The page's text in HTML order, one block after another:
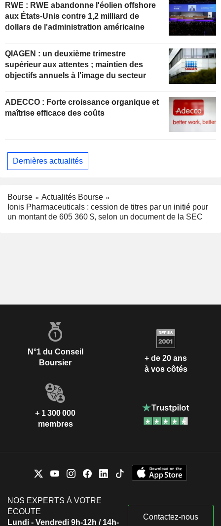
RWE : RWE abandonne l'éolien offshore
aux États-Unis contre 1,2 milliard de
dollars de l'administration américaine
QIAGEN : un deuxième trimestre
supérieur aux attentes ; maintien des
objectifs annuels à l'image du secteur
ADECCO : Forte croissance organique et
maîtrise efficace des coûts
Dernières actualités
Bourse
Actualités Bourse
Ionis Pharmaceuticals : cession de titres par un initié pour
un montant de 605 360 $, selon un document de la SEC
N°1 du Conseil
Boursier
+ de 20 ans
à vos côtés
+ 1 300 000
membres
NOS EXPERTS À VOTRE
ÉCOUTE
Lundi - Vendredi 9h-12h / 14h-
Contactez-nous